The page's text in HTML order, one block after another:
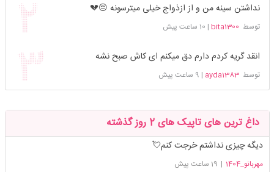
نداشتن سینه من و از ازذواج خیلی میترسونه 😔💔
توسط bita1300
| 10 ساعت پیش
انقد گریه کردم دارم دق میکنم ای کاش صبح نشه
توسطayda1383
| 9 ساعت پیش
داغ ترین های تاپیک های 2 روز گذشته
دیگه چیزی نداشتم خرجت کنم💘
مهربانو_1404 | 19 ساعت پیش